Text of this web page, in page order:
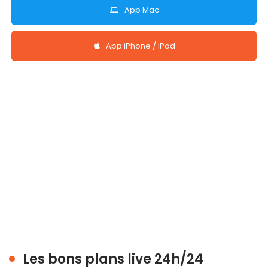
App Mac
App iPhone / iPad
Les bons plans live 24h/24